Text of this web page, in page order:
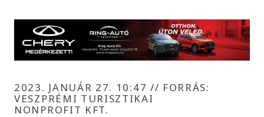
2023. JANUÁR 27. 10:47 // FORRÁS:
VESZPRÉMI TURISZTIKAI
NONPROFIT KFT.